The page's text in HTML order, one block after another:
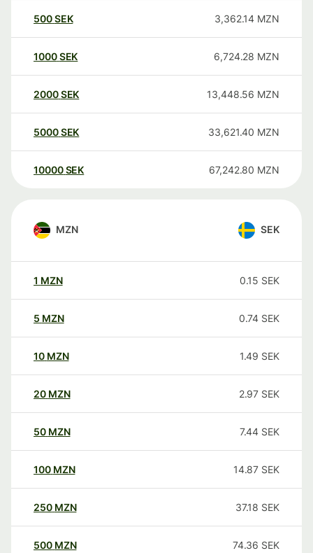
500SEK 3,362.14 MZN
1000SEK 6,724.28 MZN
2000SEK 13,448.56 MZN
5000SEK 33,621.40 MZN
10000 SEK 67,242.80 MZN
MZN SEK
1 MZN 0.15 SEK
5 MZN 0.74 SEK
10 MZN 1.49 SEK
20 MZN 2.97 SEK
50 MZN 7.44 SEK
100 MZN 14.87 SEK
250 MZN 37.18 SEK
500 MZN 74.36 SEK